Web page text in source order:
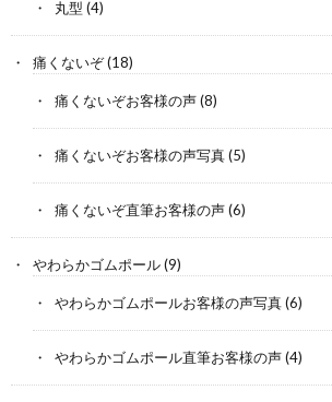
丸型 (4)
痛くないぞ(18)
痛くないぞお客様の声(8)
痛くないぞお客様の声写真(5)
痛くないぞ直筆お客様の声(6)
やわらかゴムポール(9)
やわらかゴムポールお客様の声写真(6)
やわらかゴムポール直筆お客様の声(4)